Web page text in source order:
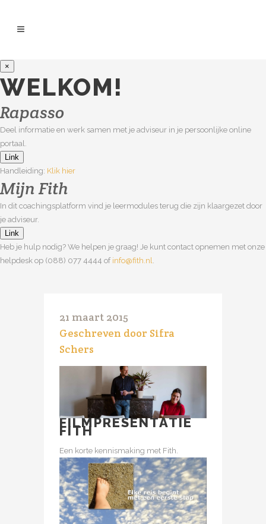
×
WELKOM!
Rapasso
Deel informatie en werk samen met je adviseur in je persoonlijke online
portaal.
Link
Handleiding: Klik hier
Mijn Fith
In dit coachingsplatform vind je leermodules terug die zijn klaargezet door
je adviseur.
Link
Heb je hulp nodig? We helpen je graag! Je kunt contact opnemen met onze
helpdesk op (088) 077 4444 of info@fith.nl.
21 maart 2015
Geschreven door Sifra
Schers
FILMPRESENTATIE
FITH
Een korte kennismaking met Fith.